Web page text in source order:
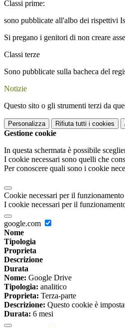
Classi prime:
sono pubblicate all'albo dei rispettivi
Si pregano i genitori di non creare
Classi terze
Sono pubblicate sulla bacheca del
Notizie
Questo sito o gli strumenti terzi da
Personalizza Rifiuta tutti i cookies
Gestione cookie
In questa schermata è possibile
I cookie necessari sono quelli che
Per conoscere quali sono i cookie
Cookie necessari per il funzionamento
I cookie necessari per il
google.com
Nome
Tipologia
Proprieta
Descrizione
Durata
Nome: Google Drive
Tipologia: analitico
Proprieta: Terza-parte
Descrizione: Questo cookie è
Durata: 6 mesi